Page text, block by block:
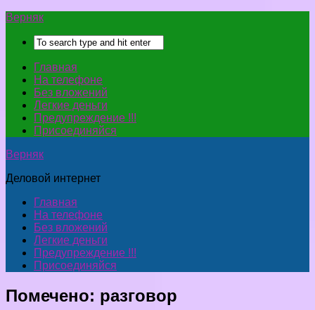
Верняк
Главная
На телефоне
Без вложений
Легкие деньги
Предупреждение !!!
Присоединяйся
Верняк
Деловой интернет
Главная
На телефоне
Без вложений
Легкие деньги
Предупреждение !!!
Присоединяйся
Помечено: разговор